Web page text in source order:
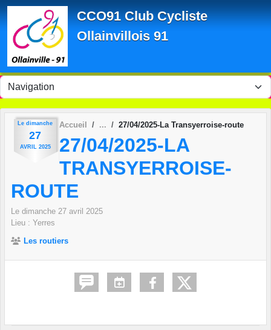
CCO91 Club Cycliste
Ollainvillois 91
Le dimanche
27
AVRIL 2025
Accueil 27/04/2025-La Transyerroise-route
27/04/2025-LA
TRANSYERROISE-
ROUTE
Le dimanche 27 avril 2025
Lieu : Yerres
Les routiers
Panneau de gestion des cookies